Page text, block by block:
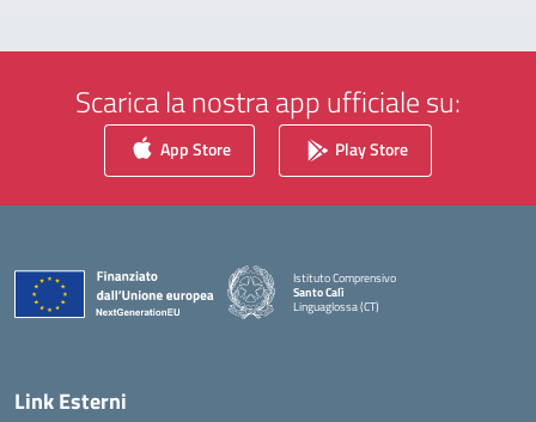
Scarica la nostra app ufficiale su:
App Store Play Store
Istituto Comprensivo
Santo Calì
Linguaglossa (CT)
— Visita la pagina iniziale della scuola
Link Esterni